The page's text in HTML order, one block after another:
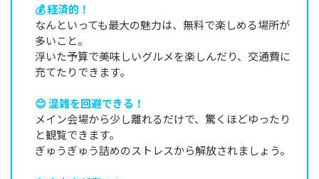
💰 経済的！
なんといっても最大の魅力は、無料で楽しめる場所が
多いこと。
浮いた予算で美味しいグルメを楽しんだり、交通費に
充てたりできます。
😊 混雑を回避できる！
メイン会場から少し離れるだけで、驚くほどゆったり
と観覧できます。
ぎゅうぎゅう詰めのストレスから解放されましょう。